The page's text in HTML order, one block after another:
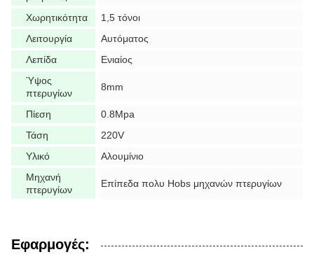
Χωρητικότητα
1,5 τόνοι
Λειτουργία
Αυτόματος
Λεπίδα
Ενιαίος
Ύψος
πτερυγίων
8mm
Πίεση
0.8Mpa
Τάση
220V
Υλικό
Αλουμίνιο
Μηχανή
πτερυγίων
Επίπεδα πολυ Hobs μηχανών πτερυγίων
Εφαρμογές: